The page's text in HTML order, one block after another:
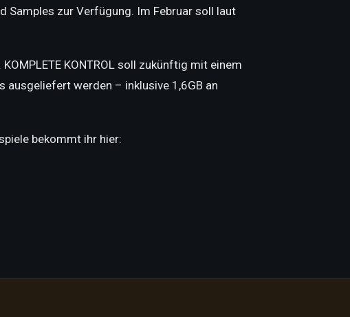
Samples zur Verfügung. Im Februar soll laut
KONTROL soll zukünftig mit einem
ausgeliefert werden – inklusive 1,6GB an
bekommt ihr hier: